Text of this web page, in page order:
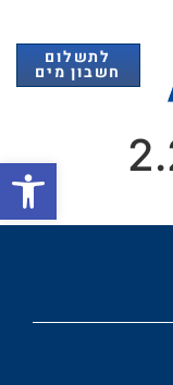
לתשלום
חשבון מים